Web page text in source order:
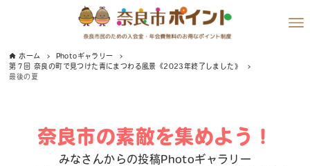
ホーム
Photoギャラリー
第７回 奈良の町で見つけた青にまつわる風景《2023年終了しました》
最後の夏
奈良市の素敵を集めよう！
みなさんからの投稿Photoギャラリー